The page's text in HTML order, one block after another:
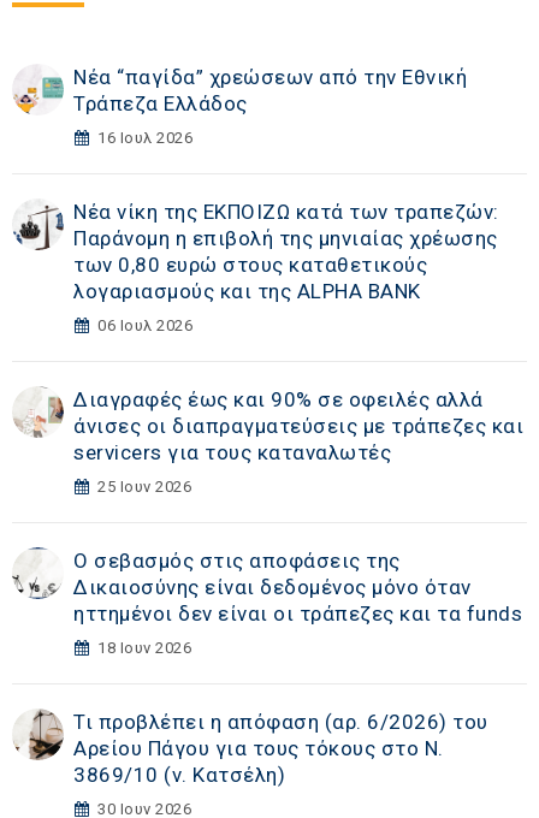
Νέα “παγίδα” χρεώσεων από την Εθνική
Τράπεζα Ελλάδος
16 Ιουλ 2026
Νέα νίκη της ΕΚΠΟΙΖΩ κατά των τραπεζών:
Παράνομη η επιβολή της μηνιαίας χρέωσης
των 0,80 ευρώ στους καταθετικούς
λογαριασμούς και της ALPHA BANK
06 Ιουλ 2026
Διαγραφές έως και 90% σε οφειλές αλλά
άνισες οι διαπραγματεύσεις με τράπεζες και
servicers για τους καταναλωτές
25 Ιουν 2026
Ο σεβασμός στις αποφάσεις της
Δικαιοσύνης είναι δεδομένος μόνο όταν
ηττημένοι δεν είναι οι τράπεζες και τα funds
18 Ιουν 2026
Τι προβλέπει η απόφαση (αρ. 6/2026) του
Αρείου Πάγου για τους τόκους στο Ν.
3869/10 (ν. Κατσέλη)
30 Ιουν 2026